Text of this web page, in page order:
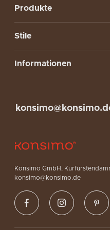
Produkte
Stile
Informationen
Konsimo GmbH,
konsimo@konsimo.de